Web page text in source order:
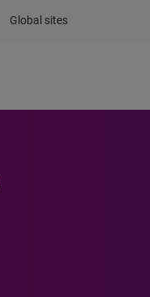
Global sites